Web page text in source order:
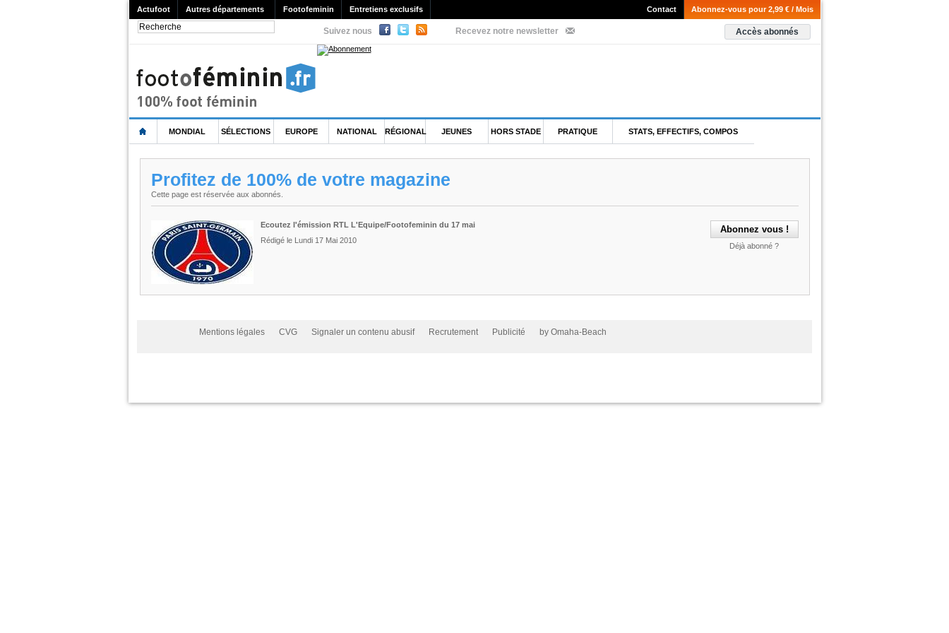
Actufoot Autres départements Footofeminin Entretiens exclusifs Abonnez-vous pour 2,99 € / Mois
Contact
Suivez nous Recevez notre newsletter Accès abonnés
MONDIAL SÉLECTIONS EUROPE NATIONAL RÉGIONAL JEUNES HORS STADE PRATIQUE STATS, EFFECTIFS, COMPOS
Profitez de 100% de votre magazine
Cette page est réservée aux abonnés.
Déjà abonné ?
Ecoutez l'émission RTL L'Equipe/Footofeminin du 17 mai
Rédigé le Lundi 17 Mai 2010
Mentions légales CVG Signaler un contenu abusif Recrutement Publicité by Omaha-Beach